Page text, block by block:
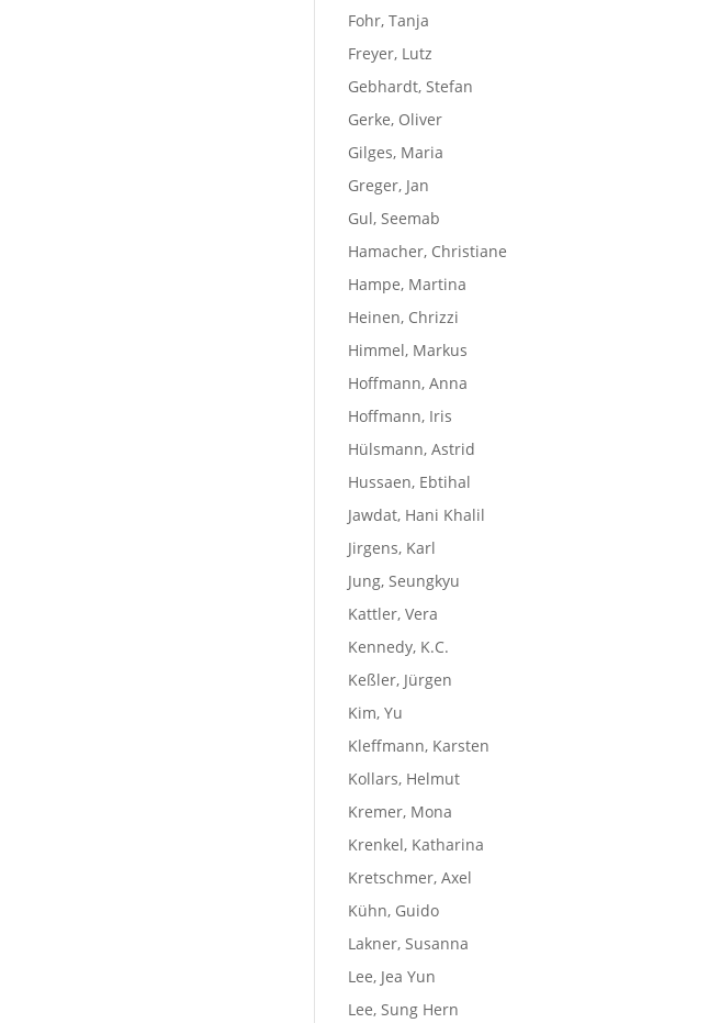
Fohr, Tanja
Freyer, Lutz
Gebhardt, Stefan
Gerke, Oliver
Gilges, Maria
Greger, Jan
Gul, Seemab
Hamacher, Christiane
Hampe, Martina
Heinen, Chrizzi
Himmel, Markus
Hoffmann, Anna
Hoffmann, Iris
Hülsmann, Astrid
Hussaen, Ebtihal
Jawdat, Hani Khalil
Jirgens, Karl
Jung, Seungkyu
Kattler, Vera
Kennedy, K.C.
Keßler, Jürgen
Kim, Yu
Kleffmann, Karsten
Kollars, Helmut
Kremer, Mona
Krenkel, Katharina
Kretschmer, Axel
Kühn, Guido
Lakner, Susanna
Lee, Jea Yun
Lee, Sung Hern